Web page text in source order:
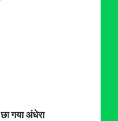
गया अंधेरा